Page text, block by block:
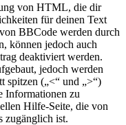
von HTML, die dir
für deinen Text
BBCode werden durch
können jedoch auch
deaktiviert werden.
jedoch werden
spitzen („<“ und „>“)
Informationen zu
Hilfe-Seite, die von
zugänglich ist.